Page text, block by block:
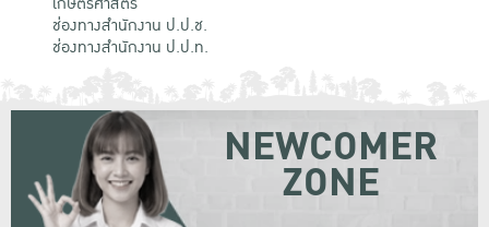
ช่องทางสำนักงาน ป.ป.ช.
ช่องทางสำนักงาน ป.ป.ท.
NEWCOMER
ZONE